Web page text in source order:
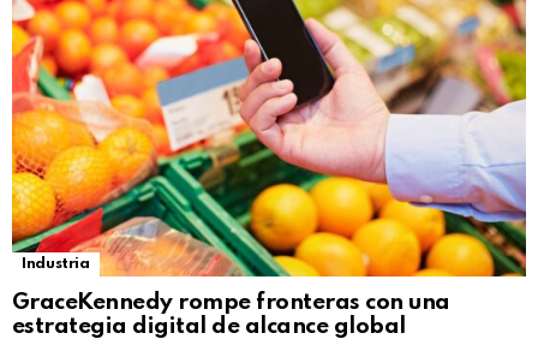
Industria
GraceKennedy rompe fronteras con una
estrategia digital de alcance global